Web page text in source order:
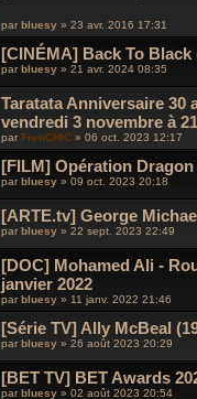
par bluesy » 23 avr. 2016 17:31
[CINÉMA] Back To Black
parbluesy » 21 avr. 2024 08:35
Taratata Anniversaire 30
vendredi 3 novembre à
par FrenCHIC » 06 oct. 2023 12:17
[FILM] Opération Dragon
parbluesy » 09 oct. 2023 20:18
[ARTE.tv] George
par bluesy » 22 sept. 2023 22:49
[DOC] Mohamed Ali -
janvier 2022
par bluesy » 11 janv. 2022 21:46
[Série TV] Ally McBeal
par bluesy » 26 août 2023 20:29
[BET TV] BET Awards
parbluesy » 02 août 2023 20:54